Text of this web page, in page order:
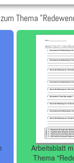
Thema
Arbeitsblatt
Thema